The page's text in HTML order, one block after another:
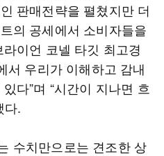
판매전략을 펼쳤지만 더
의 공세에서 소비자들을
이언 코넬 타깃 최고경
서 우리가 이해하고 감내
다”며 “시간이 지나면 흐
다.
수치만으로는 견조한 상